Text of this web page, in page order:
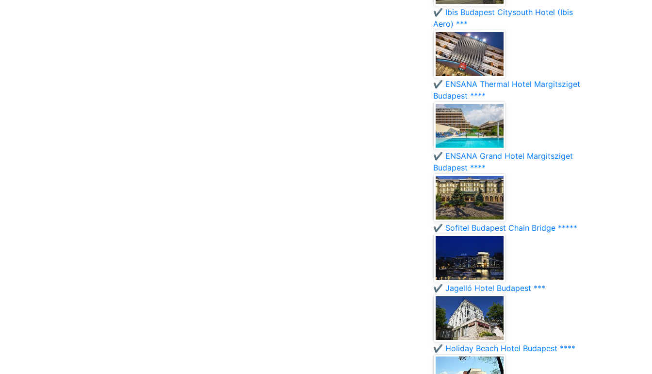
✔️ Ibis Budapest Citysouth Hotel (Ibis
Aero) ***
✔️ ENSANA Thermal Hotel Margitsziget
Budapest ****
✔️ ENSANA Grand Hotel Margitsziget
Budapest ****
✔️ Sofitel Budapest Chain Bridge *****
✔️ Jagelló Hotel Budapest ***
✔️ Holiday Beach Hotel Budapest ****